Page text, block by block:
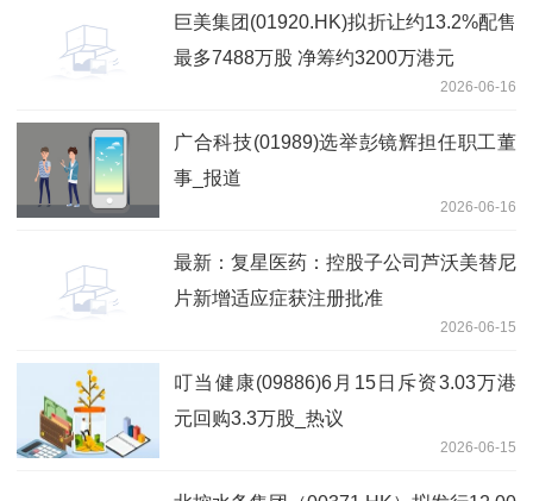
巨美集团(01920.HK)拟折让约13.2%配售
最多7488万股 净筹约3200万港元
2026-06-16
广合科技(01989)选举彭镜辉担任职工董
事_报道
2026-06-16
最新：复星医药：控股子公司芦沃美替尼
片新增适应症获注册批准
2026-06-15
叮当健康(09886)6月15日斥资3.03万港
元回购3.3万股_热议
2026-06-15